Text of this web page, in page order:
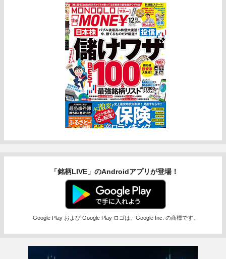
「銘柄LIVE」のAndroidアプリが登場！
Google Play および Google Play ロゴは、Google Inc. の商標です。